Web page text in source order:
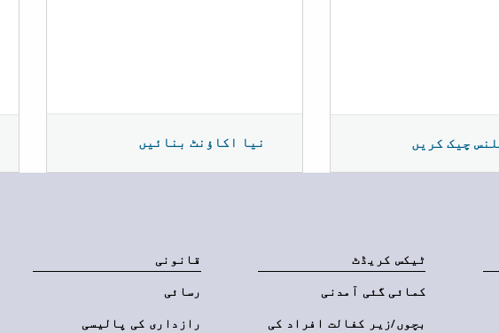
نیا اکاؤنٹ بنائیں چیک کریں
ٹیکس کریڈٹ
کمائی گئی آمدنی
بچوں/زیر کفالت افراد کی
قانونی
رسائی
رازداری کی پالیسی